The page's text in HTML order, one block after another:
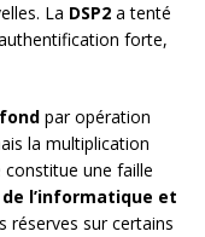
La DSP2 a tenté
forte,
par opération
la multiplication
une faille
l’informatique et
réserves sur certains